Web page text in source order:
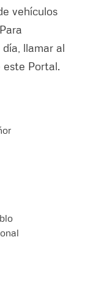
vehículos
llamar al
este Portal.